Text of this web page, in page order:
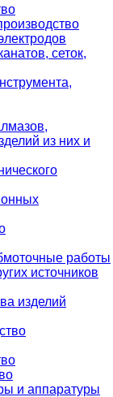
сеток,
из них и
работы
источников
изделий
и аппаратуры